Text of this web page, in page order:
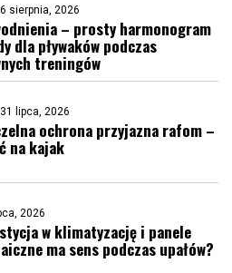
6 sierpnia, 2026
– prosty harmonogram
dla pływaków podczas
treningów
31 lipca, 2026
ochrona przyjazna rafom –
na kajak
2026
w klimatyzację i panele
ma sens podczas upałów?